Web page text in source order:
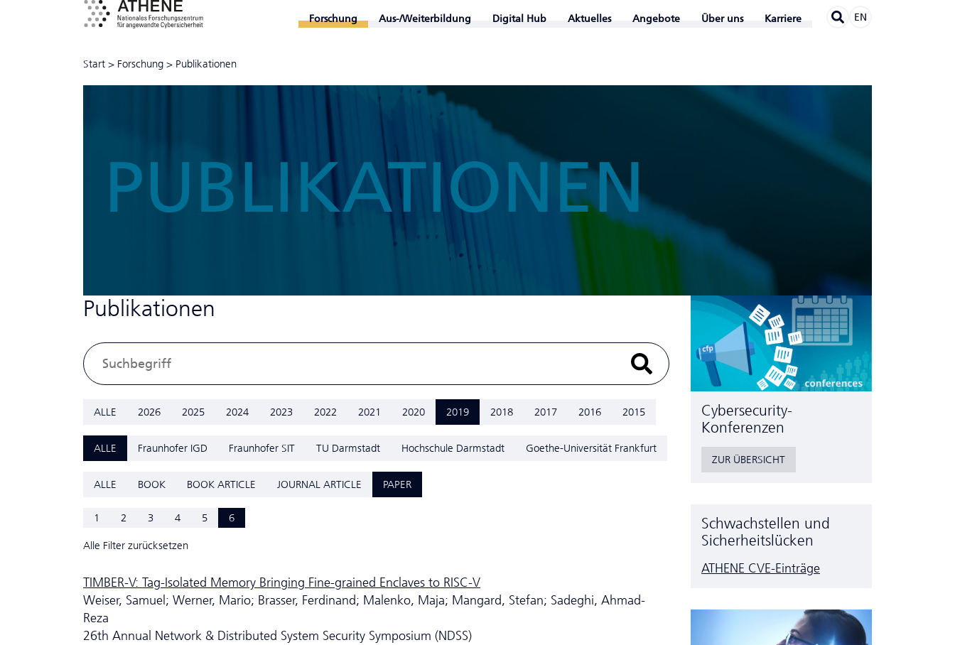
Forschung Aus-/Weiterbildung Digital Hub Aktuelles Angebote Über uns Karriere EN
Start > Forschung > Publikationen
PUBLIKATIONEN
Publikationen
ALLE 2026 2025 2024 2023 2022 2021 2020 2019 2018 2017 2016 2015
ALLE Fraunhofer IGD Fraunhofer SIT TU Darmstadt Hochschule Darmstadt Goethe-Universität Frankfurt
ALLE BOOK BOOK ARTICLE JOURNAL ARTICLE PAPER
1 2 3 4 5 6
Alle Filter zurücksetzen
TIMBER-V: Tag-Isolated Memory Bringing Fine-grained Enclaves to RISC-V
Weiser, Samuel; Werner, Mario; Brasser, Ferdinand; Malenko, Maja; Mangard, Stefan; Sadeghi, Ahmad-
Reza
26th Annual Network & Distributed System Security Symposium (NDSS)
Cyber­security-
Konferenzen
ZUR ÜBERSICHT
Schwachstellen und
Sicherheitslücken
ATHENE CVE-Einträge